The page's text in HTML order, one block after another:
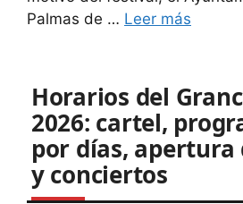
Palmas de … Leer más
Horarios del
2026: cartel,
por días, apertura
y conciertos